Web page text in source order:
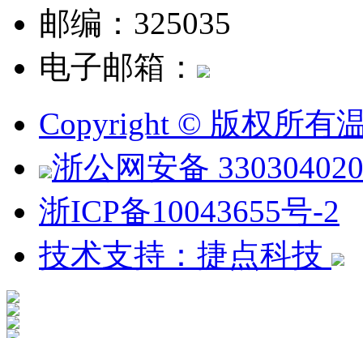
邮编：325035
电子邮箱：
Copyright © 版权所有
浙公网安备
浙ICP备10043655号-2
技术支持：捷点科技